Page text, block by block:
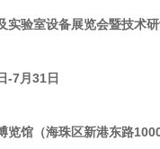
验室设备展览会暨技术研
7月31日
览馆（海珠区新港东路